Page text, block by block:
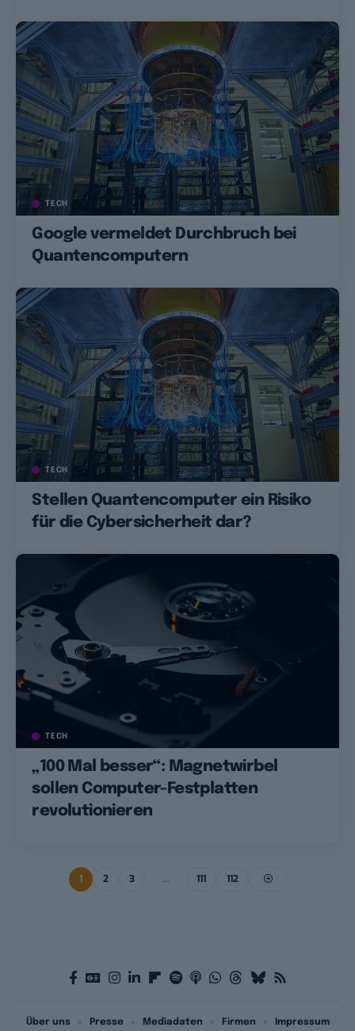
TECH
Google vermeldet Durchbruch bei
Quantencomputern
TECH
Stellen Quantencomputer ein Risiko
für die Cybersicherheit dar?
TECH
„100 Mal besser“: Magnetwirbel
sollen Computer-Festplatten
revolutionieren
1 2 3 … 111 112
Über uns Presse Mediadaten Firmen Impressum